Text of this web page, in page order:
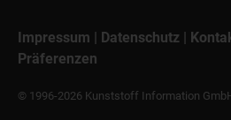
Impressum | Datenschutz |
Präferenzen
© 1996-2026 Kunststoff Information